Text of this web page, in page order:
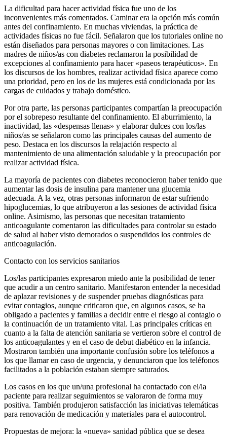
La dificultad para hacer actividad física fue uno de los
inconvenientes más comentados. Caminar era la opción más común
antes del confinamiento. En muchas viviendas, la práctica de
actividades físicas no fue fácil. Señalaron que los tutoriales online no
están diseñados para personas mayores o con limitaciones. Las
madres de niños/as con diabetes reclamaron la posibilidad de
excepciones al confinamiento para hacer «paseos terapéuticos». En
los discursos de los hombres, realizar actividad física aparece como
una prioridad, pero en los de las mujeres está condicionada por las
cargas de cuidados y trabajo doméstico.
Por otra parte, las personas participantes compartían la preocupación
por el sobrepeso resultante del confinamiento. El aburrimiento, la
inactividad, las «despensas llenas» y elaborar dulces con los/las
niños/as se señalaron como las principales causas del aumento de
peso. Destaca en los discursos la relajación respecto al
mantenimiento de una alimentación saludable y la preocupación por
realizar actividad física.
La mayoría de pacientes con diabetes reconocieron haber tenido que
aumentar las dosis de insulina para mantener una glucemia
adecuada. A la vez, otras personas informaron de estar sufriendo
hipoglucemias, lo que atribuyeron a las sesiones de actividad física
online. Asimismo, las personas que necesitan tratamiento
anticoagulante comentaron las dificultades para controlar su estado
de salud al haber visto demorados o suspendidos los controles de
anticoagulación.
Contacto con los servicios sanitarios
Los/las participantes expresaron miedo ante la posibilidad de tener
que acudir a un centro sanitario. Manifestaron entender la necesidad
de aplazar revisiones y de suspender pruebas diagnósticas para
evitar contagios, aunque criticaron que, en algunos casos, se ha
obligado a pacientes y familias a decidir entre el riesgo al contagio o
la continuación de un tratamiento vital. Las principales críticas en
cuanto a la falta de atención sanitaria se vertieron sobre el control de
los anticoagulantes y en el caso de debut diabético en la infancia.
Mostraron también una importante confusión sobre los teléfonos a
los que llamar en caso de urgencia, y denunciaron que los teléfonos
facilitados a la población estaban siempre saturados.
Los casos en los que un/una profesional ha contactado con el/la
paciente para realizar seguimientos se valoraron de forma muy
positiva. También produjeron satisfacción las iniciativas telemáticas
para renovación de medicación y materiales para el autocontrol.
Propuestas de mejora: la «nueva» sanidad pública que se desea